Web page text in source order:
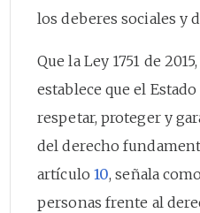
los deberes sociales y
Que la Ley 1751 de
establece que el
respetar, proteger y
del derecho
artículo 10, señala
personas frente al